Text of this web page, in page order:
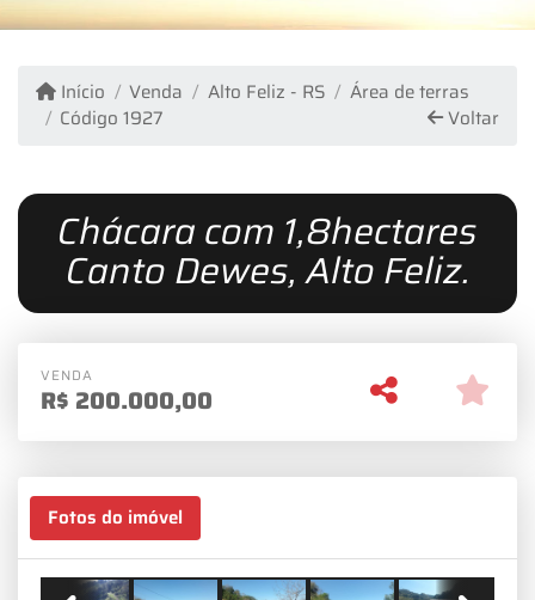
Início Venda Alto Feliz - RS
Área de terras
Código 1927
Voltar
Chácara com 1,8hectares
Canto Dewes, Alto Feliz.
VENDA
R$ 200.000,00
Fotos do imóvel